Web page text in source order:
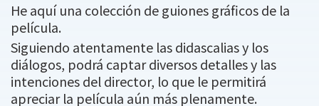
He aquí una colección de guiones gráficos de la
película.
Siguiendo atentamente las didascalias y los
diálogos, podrá captar diversos detalles y las
intenciones del director, lo que le permitirá
apreciar la película aún más plenamente.